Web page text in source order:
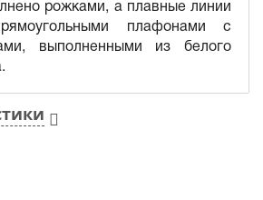
рожками, а плавные линии
плафонами с
выполненными из белого